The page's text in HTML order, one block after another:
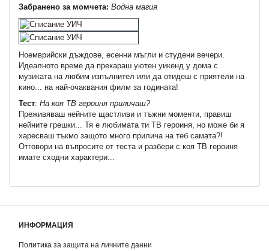
Забранено за момчета: Водна магия
Ноемврийски дъждове, есенни мъгли и студени вечери.
Идеалното време да прекараш уютен уикенд у дома с
музиката на любим изпълнител или да отидеш с приятели на
кино... на най-очаквания филм за годината!
Тест: На коя ТВ героиня приличаш?
Преживяваш нейните щастливи и тъжни моменти, правиш
нейните грешки... Тя е любимата ти ТВ героиня, но може би я
харесваш тъкмо защото много прилича на теб самата?!
Отговори на въпросите от теста и разбери с коя ТВ героиня
имате сходни характери...
ИНФОРМАЦИЯ
Политика за защита на личните данни